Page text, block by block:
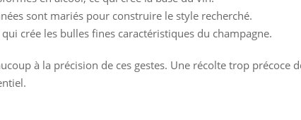
sont mariés pour construire le style recherché.
qui crée les bulles fines caractéristiques du champagne.
à la précision de ces gestes. Une récolte trop